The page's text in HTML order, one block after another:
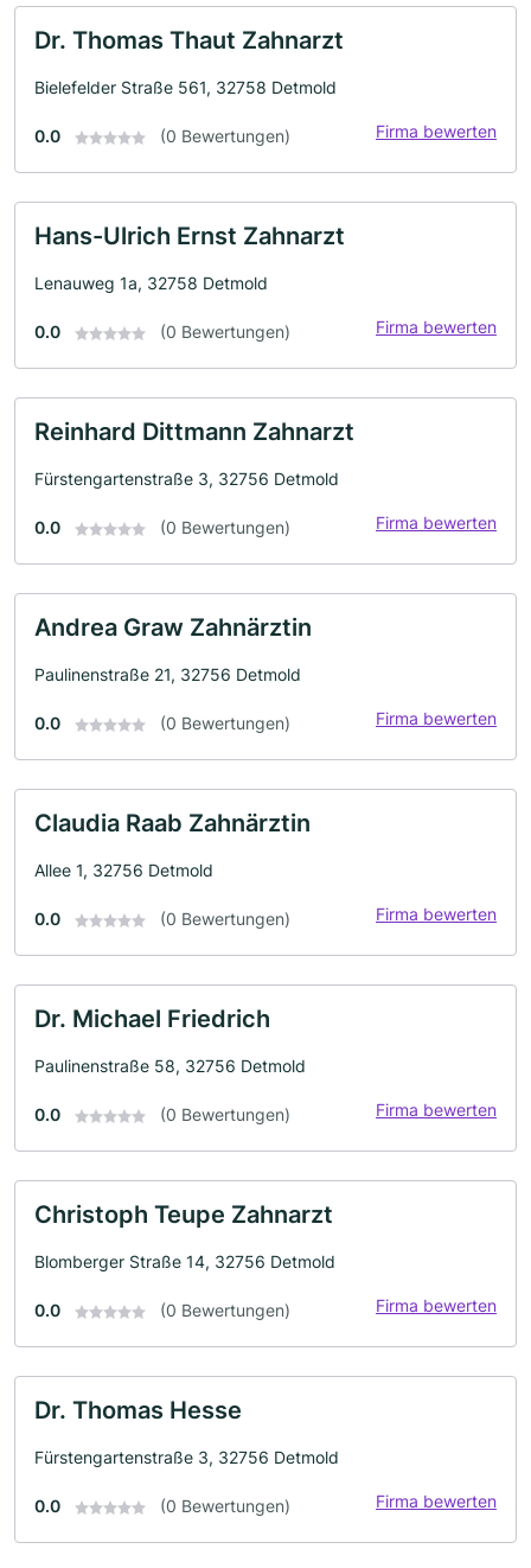
Dr. Thomas Thaut Zahnarzt
Bielefelder Straße 561, 32758 Detmold
0.0 (0 Bewertungen) Firma bewerten
Hans-Ulrich Ernst Zahnarzt
Lenauweg 1a, 32758 Detmold
0.0 (0 Bewertungen) Firma bewerten
Reinhard Dittmann Zahnarzt
Fürstengartenstraße 3, 32756 Detmold
0.0 (0 Bewertungen) Firma bewerten
Andrea Graw Zahnärztin
Paulinenstraße 21, 32756 Detmold
0.0 (0 Bewertungen) Firma bewerten
Claudia Raab Zahnärztin
Allee 1, 32756 Detmold
0.0 (0 Bewertungen) Firma bewerten
Dr. Michael Friedrich
Paulinenstraße 58, 32756 Detmold
0.0 (0 Bewertungen) Firma bewerten
Christoph Teupe Zahnarzt
Blomberger Straße 14, 32756 Detmold
0.0 (0 Bewertungen) Firma bewerten
Dr. Thomas Hesse
Fürstengartenstraße 3, 32756 Detmold
0.0 (0 Bewertungen) Firma bewerten